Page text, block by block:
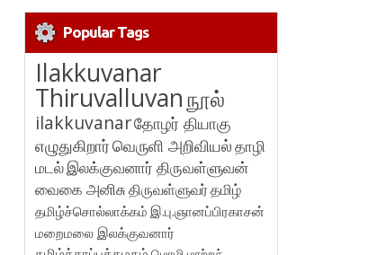
Popular Tags
Ilakkuvanar
Thiruvalluvanநூல்
ilakkuvanarதோழர் தியாகு
எழுதுகிறார்வெருளி அறிவியல்தாழி
மடல்இலக்குவனார் திருவள்ளுவன்
வைகை அனிசுதிருவள்ளுவர்தமிழ்
தமிழ்ச்சொல்லாக்கம் இ.பு.ஞானப்பிரகாசன்
மறைமலை இலக்குவனார்